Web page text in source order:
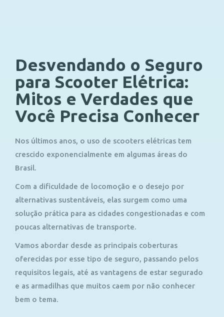
Desvendando o Seguro
para Scooter Elétrica:
Mitos e Verdades que
Você Precisa Conhecer
Nos últimos anos, o uso de scooters elétricas tem
crescido exponencialmente em algumas áreas do
Brasil.
Com a dificuldade de locomoção e o desejo por
alternativas sustentáveis, elas surgem como uma
solução prática para as cidades congestionadas e com
poucas alternativas de transporte.
Vamos abordar desde as principais coberturas
oferecidas por esse tipo de seguro, passando pelos
requisitos legais, até as vantagens de estar segurado
e as armadilhas que muitos caem por não conhecer
bem o tema.